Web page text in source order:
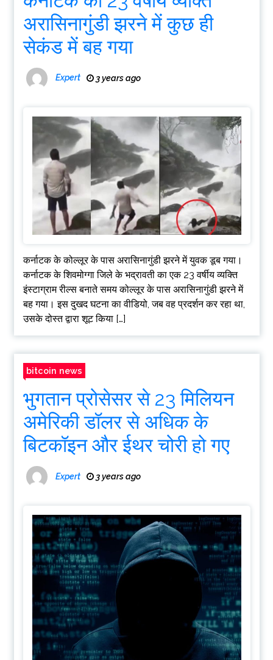
अरासिनागुंडी झरने में कुछ ही
सेकंड में बह गया
Expert 3 years ago
कर्नाटक के कोल्लूर के पास अरासिनागुंडी झरने में युवक डूब गया।
कर्नाटक के शिवमोग्गा जिले के भद्रावती का एक 23 वर्षीय व्यक्ति
इंस्टाग्राम रील्स बनाते समय कोल्लूर के पास अरासिनागुंडी झरने में
बह गया। इस दुखद घटना का वीडियो, जब वह प्रदर्शन कर रहा था,
उसके दोस्त द्वारा शूट किया […]
bitcoin news
भुगतान प्रोसेसर से 23 मिलियन
अमेरिकी डॉलर से अधिक के
बिटकॉइन और ईथर चोरी हो गए
Expert 3 years ago